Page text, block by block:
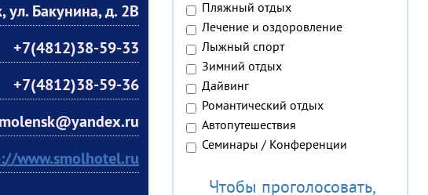
ул. Бакунина, д. 2В
+7(4812)38-59-33
+7(4812)38-59-36
www.smolhotel.ru
Пляжный отдых
Лечение и оздоровление
Лыжный спорт
Зимний отдых
Дайвинг
Романтический отдых
Автопутешествия
Семинары / Конференции
Чтобы проголосовать,